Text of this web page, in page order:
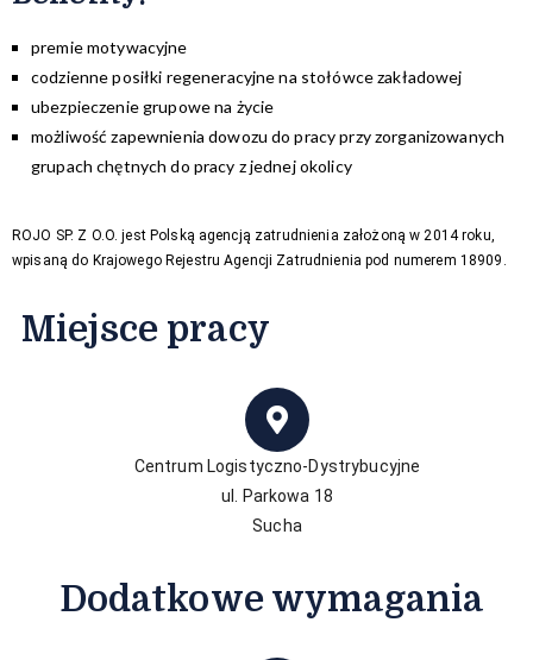
premie motywacyjne
codzienne posiłki regeneracyjne na stołówce zakładowej
ubezpieczenie grupowe na życie
możliwość zapewnienia dowozu do pracy przy zorganizowanych
grupach chętnych do pracy z jednej okolicy
ROJO SP. Z O.O. jest Polską agencją zatrudnienia założoną w 2014 roku,
wpisaną do Krajowego Rejestru Agencji Zatrudnienia pod numerem 18909.
Miejsce pracy
Centrum Logistyczno-Dystrybucyjne
ul. Parkowa 18
Sucha
Dodatkowe wymagania